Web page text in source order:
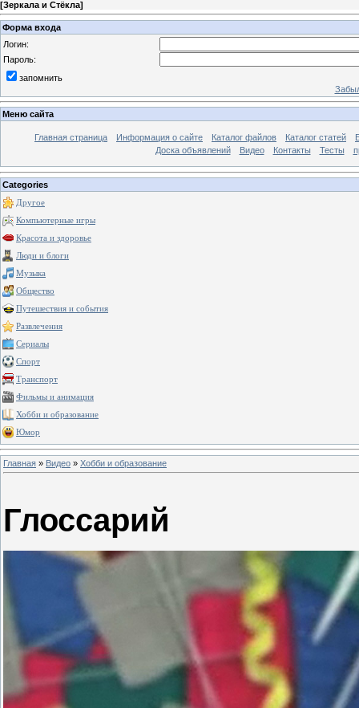
[Зеркала и Стёкла]
Форма входа
Логин:
Пароль:
запомнить
Меню сайта
Главная страница Информация о сайте Каталог файлов Каталог статей
Доска объявлений
Видео Контакты Тесты
Categories
Другое
Компьютерные игры
Красота и здоровье
Люди и блоги
Музыка
Общество
Путешествия и события
Развлечения
Сериалы
Спорт
Транспорт
Фильмы и анимация
Хобби и образование
Юмор
Главная » Видео » Хобби и образование
Глоссарий